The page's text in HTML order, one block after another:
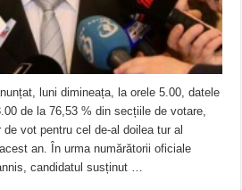
luni dimineața, la orele 5.00, datele
de la 76,53 % din secțiile de votare,
vot pentru cel de-al doilea tur al
an. În urma numărătorii oficiale
candidatul susținut …